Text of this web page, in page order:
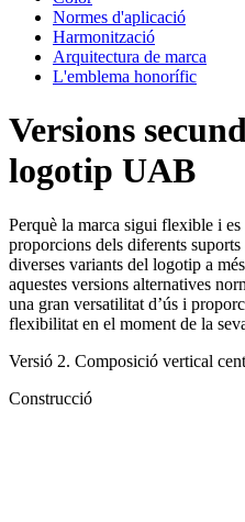
Normes d'aplicació
Harmonització
Arquitectura de marca
L'emblema honorífic
Versions
logotip UAB
Perquè la marca sigui flexible i
proporcions dels diferents
diverses variants del logotip a
aquestes versions alternatives
una gran versatilitat d’ús i
flexibilitat en el moment de la
Versió 2. Composició vertical
Construcció